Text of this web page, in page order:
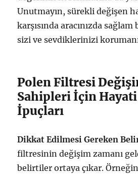
Unutmayın, sürekli değişen
karşısında aracınızda
sizi ve sevdiklerinizi
Polen Filtresi
Sahipleri İçin Hayati
İpuçları
Dikkat Edilmesi Gereken
filtresinin değişim zamanı
belirtiler ortaya çıkar.